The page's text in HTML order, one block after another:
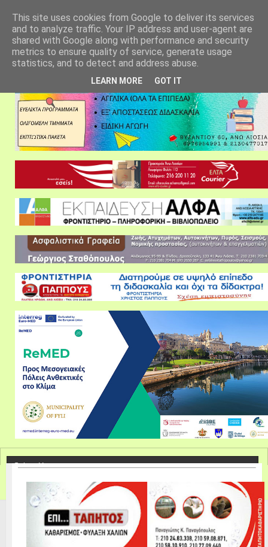
This site uses cookies from Google to deliver its services
and to analyze traffic. Your IP address and user-agent are
shared with Google along with performance and security
metrics to ensure quality of service, generate usage
statistics, and to detect and address abuse.
LEARN MORE GOT IT